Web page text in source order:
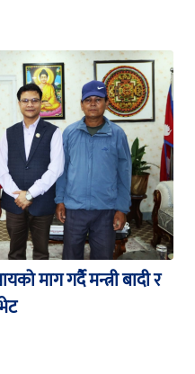
माग गर्दै मन्त्री बादी र